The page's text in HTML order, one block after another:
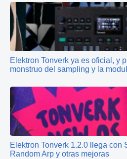
Elektron Tonverk ya es oficial, y
monstruo del sampling y la
Elektron Tonverk 1.2.0 llega con
Random Arp y otras mejoras